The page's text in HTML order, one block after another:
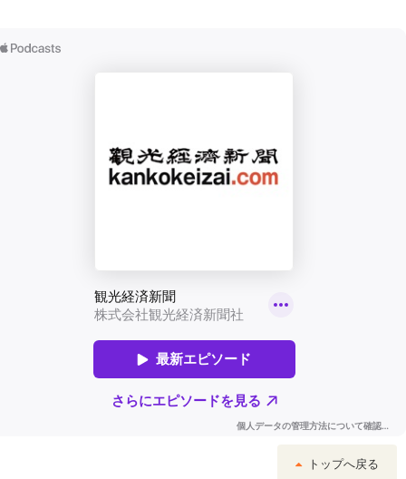
トップへ戻る